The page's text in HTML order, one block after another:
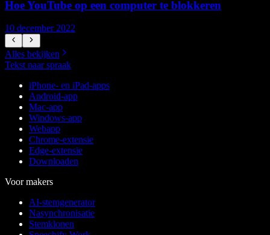
Hoe YouTube op een computer te blokkeren
10 december 2022
Alles bekijken
Tekst naar spraak
iPhone- en iPad-apps
Android-app
Mac-app
Windows-app
Webapp
Chrome-extensie
Edge-extensie
Downloaden
Voor makers
AI-stemgenerator
Nasynchronisatie
Stemklonen